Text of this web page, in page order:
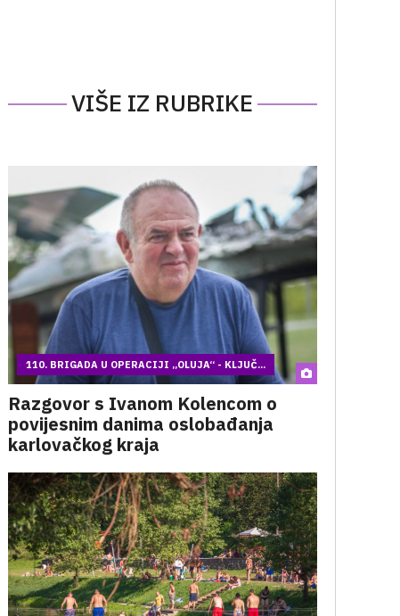
VIŠE IZ RUBRIKE
110. BRIGADA U OPERACIJI „OLUJA“ - KLJUČ...
Razgovor s Ivanom Kolencom o
povijesnim danima oslobađanja
karlovačkog kraja